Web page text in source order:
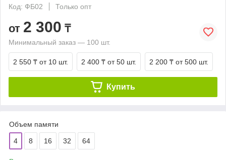
Код: ФБ02
Только опт
от 2 300 ₸
Минимальный заказ — 100 шт.
2 550 ₸ от 10 шт. 2 400 ₸ от 50 шт. 2 200 ₸ от 500 шт.
Купить
Объем памяти
4 8 16 32 64